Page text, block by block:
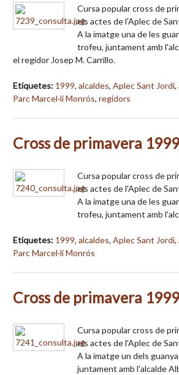
Cursa popular cross de
els actes de l'Aplec de
A la imatge una de les
trofeu, juntament amb
el regidor Josep M. Carrillo.
Etiquetes: 1999, alcaldes, Aplec Sant Jordi,
Parc Marcel·lí Monrós, regidors
Cross de primavera
Cursa popular cross de
els actes de l'Aplec de
A la imatge una de les
trofeu, juntament amb
Etiquetes: 1999, alcaldes, Aplec Sant Jordi,
Parc Marcel·lí Monrós
Cross de primavera
Cursa popular cross de
els actes de l'Aplec de
A la imatge un dels
juntament amb l'alcalde